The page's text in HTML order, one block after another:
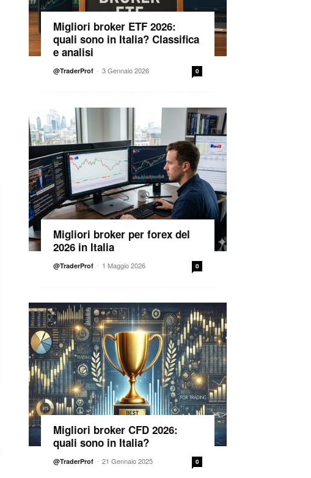
Migliori broker ETF 2026:
quali sono in Italia? Classifica
e analisi
@TraderProf - 3 Gennaio 2026 0
Migliori broker per forex del
2026 in Italia
@TraderProf - 1 Maggio 2026 0
Migliori broker CFD 2026:
quali sono in Italia?
@TraderProf - 21 Gennaio 2025 0